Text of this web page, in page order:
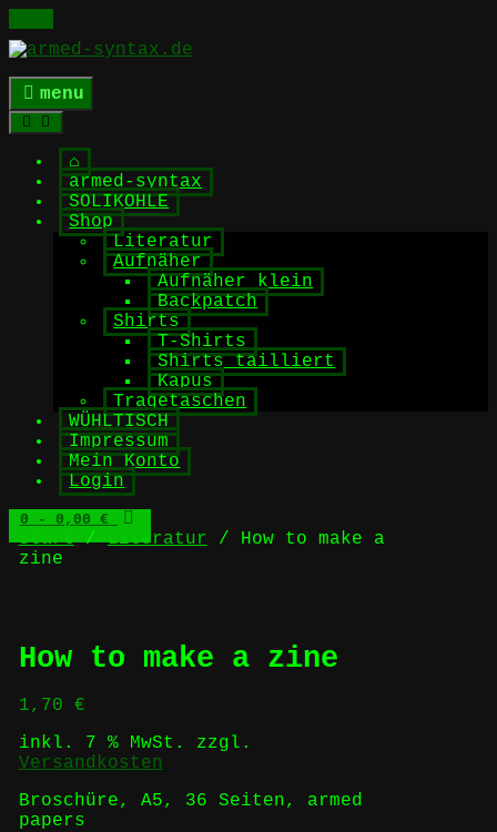
Skip
to
content
menu
⌂
armed-syntax
SOLIKOHLE
Shop
Literatur
Aufnäher
Aufnäher klein
Backpatch
Shirts
T-Shirts
Shirts tailliert
Kapus
Tragetaschen
WÜHLTISCH
Impressum
Mein Konto
Login
0 - 0,00 €
Start/Literatur / How to make a
zine
How to make a zine
1,70 €
inkl. 7 % MwSt.
zzgl.
Versandkosten
Broschüre, A5, 36 Seiten, armed
papers